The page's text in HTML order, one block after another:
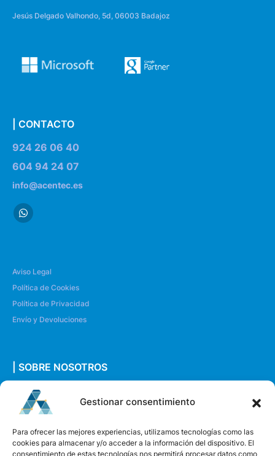
Gestionar consentimiento
Para ofrecer las mejores experiencias, utilizamos tecnologías como las
cookies para almacenar y/o acceder a la información del dispositivo. El
consentimiento de estas tecnologías nos permitirá procesar datos como
Jesús Delgado Valhondo, 5d, 06003 Badajoz
| CONTACTO
924 26 06 40
604 94 24 07
info@acentec.es
Aviso Legal
Política de Cookies
Política de Privacidad
Envío y Devoluciones
| SOBRE NOSOTROS
Quiénes somos
Envíanos un mensaje